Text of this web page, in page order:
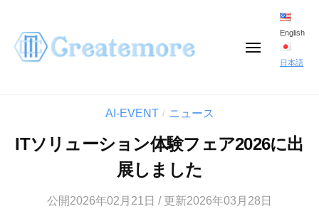
メ
English
日本語
AI-EVENT / ニュース
ITソリューション体験フェア2026に出
展しました
公開2026年02月21日 / 更新2026年03月28日